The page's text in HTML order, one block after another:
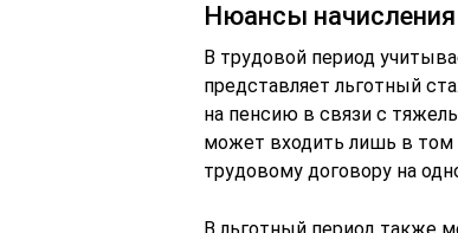
Нюансы начисления
В трудовой период
представляет льготный
на пенсию в связи с
может входить лишь в том
трудовому договору на